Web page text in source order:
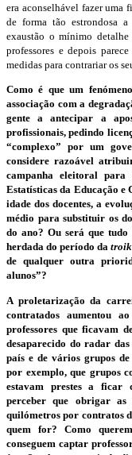
era aconselhável fazer uma
de forma tão estrondosa
exaustão o mínimo
professores e depois
medidas para contrariar os
Como é que um
associação com a
gente a antecipar a
profissionais, pedindo
“complexo” por um
considere razoável
campanha eleitoral para
Estatísticas da Educação e
idade dos docentes, a
médio para substituir os
do ano? Ou será que
herdada do período da
de qualquer outra
alunos”?
A proletarização da
contratados aumentou
professores que ficavam
desaparecido do radar
país e de vários grupos
por exemplo, que grupos
estavam prestes a ficar
perceber que obrigar as
quilómetros por contratos
quem for? Como
conseguem captar